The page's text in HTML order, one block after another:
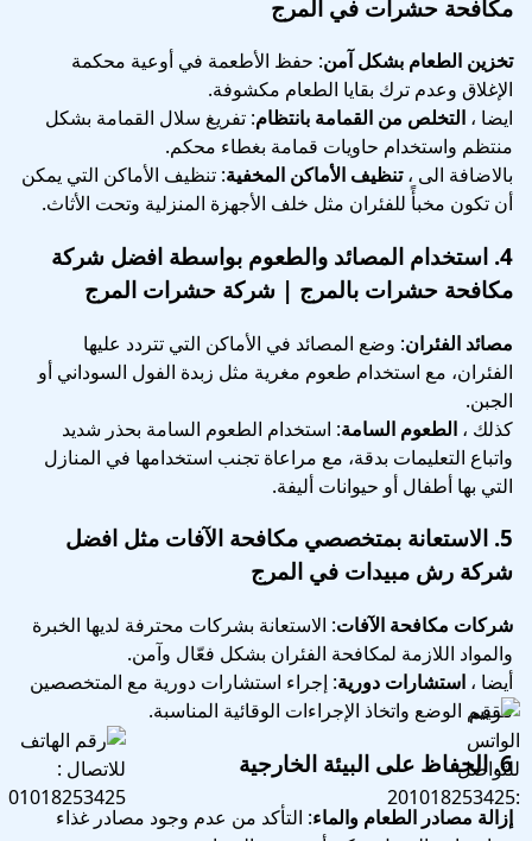
مكافحة حشرات في المرج
تخزين الطعام بشكل آمن: حفظ الأطعمة في أوعية محكمة
الإغلاق وعدم ترك بقايا الطعام مكشوفة.
ايضا ، التخلص من القمامة بانتظام: تفريغ سلال القمامة بشكل
منتظم واستخدام حاويات قمامة بغطاء محكم.
بالاضافة الى ،تنظيف الأماكن المخفية: تنظيف الأماكن التي يمكن
أن تكون مخبأً للفئران مثل خلف الأجهزة المنزلية وتحت الأثاث.
4. استخدام المصائد والطعوم بواسطة افضل شركة
مكافحة حشرات بالمرج | شركة حشرات المرج
مصائد الفئران: وضع المصائد في الأماكن التي تتردد عليها
الفئران، مع استخدام طعوم مغرية مثل زبدة الفول السوداني أو
الجبن.
كذلك ، الطعوم السامة: استخدام الطعوم السامة بحذر شديد
واتباع التعليمات بدقة، مع مراعاة تجنب استخدامها في المنازل
التي بها أطفال أو حيوانات أليفة.
5. الاستعانة بمتخصصي مكافحة الآفات مثل افضل
شركة رش مبيدات في المرج
شركات مكافحة الآفات: الاستعانة بشركات محترفة لديها الخبرة
والمواد اللازمة لمكافحة الفئران بشكل فعّال وآمن.
أيضا ، استشارات دورية: إجراء استشارات دورية مع المتخصصين
لتقييم الوضع واتخاذ الإجراءات الوقائية المناسبة.
6. الحفاظ على البيئة الخارجية
إزالة مصادر الطعام والماء: التأكد من عدم وجود مصادر غذاء